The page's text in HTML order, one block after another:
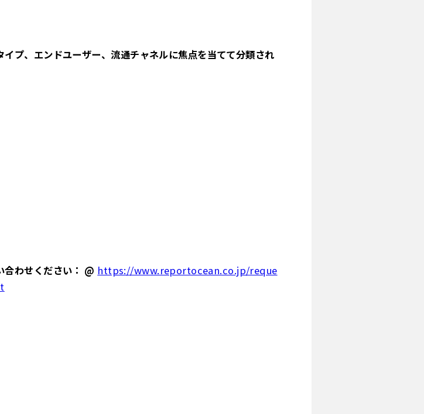
プ、エンドユーザー、流通チャネルに焦点を当てて分類され
合わせください： @ https://www.reportocean.co.jp/reque